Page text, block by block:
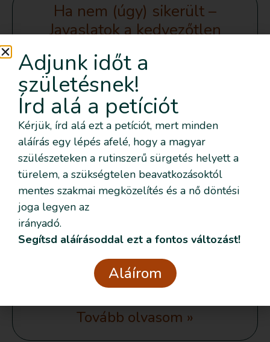
Ha nem (úgy) sikerült –
Javaslatok a kedvezőtlen
szülésélmény feldolgozására
Tovább olvasom »
Tévhitek a szülésindításról –
valóban mindenkinél
biztonságos?
Tovább olvasom »
Szülésindítás,
kiszolgáltatottság,
Tovább olvasom »
Adjunk időt a
születésnek!
Írd alá a petíciót
Kérjük, írd alá ezt a petíciót, mert minden
aláírás egy lépés afelé, hogy a magyar
szülészeteken a rutinszerű sürgetés helyett a
türelem, a szükségtelen beavatkozásoktól
mentes szakmai megközelítés és a nő döntési
joga legyen az
irányadó.
Segítsd aláírásoddal ezt a fontos változást!
Aláírom